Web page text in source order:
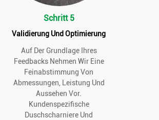
Schritt 5
Validierung Und Optimierung
Auf Der Grundlage Ihres
Feedbacks Nehmen Wir Eine
Feinabstimmung Von
Abmessungen, Leistung Und
Aussehen Vor.
Kundenspezifische
Duschscharniere Und